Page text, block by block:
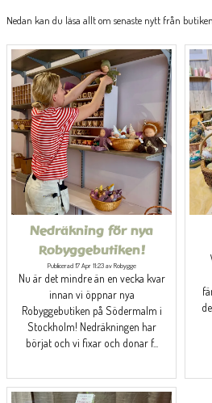
Nedan kan du läsa allt om senaste nytt från
Nedräkning för nya
Robyggebutiken!
Publicerad 17 Apr 11:23 av Robygge
Nu är det mindre än en vecka kvar
innan vi öppnar nya
Robyggebutiken på Södermalm i
Stockholm! Nedräkningen har
börjat och vi fixar och donar f...